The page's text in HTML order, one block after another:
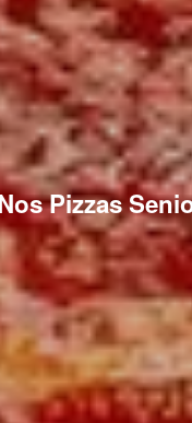
Pizzas